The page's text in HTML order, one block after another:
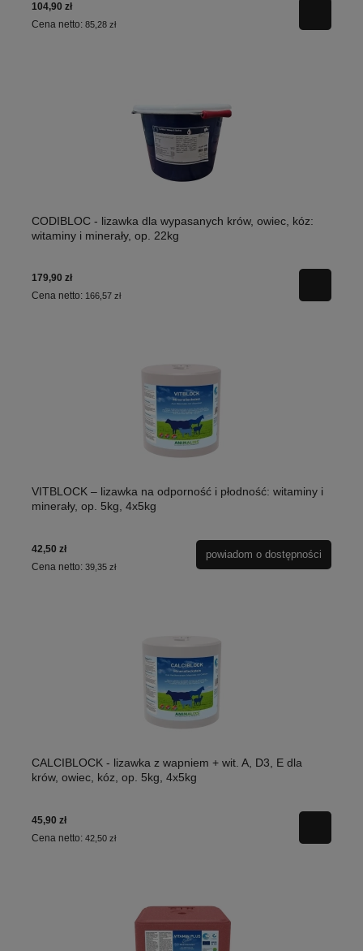
104,90 zł
Cena netto: 85,28 zł
CODIBLOC - lizawka dla wypasanych krów, owiec, kóz:
witaminy i minerały, op. 22kg
179,90 zł
Cena netto: 166,57 zł
VITBLOCK – lizawka na odporność i płodność: witaminy i
minerały, op. 5kg, 4x5kg
42,50 zł
Cena netto: 39,35 zł
powiadom o dostępności
CALCIBLOCK - lizawka z wapniem + wit. A, D3, E dla
krów, owiec, kóz, op. 5kg, 4x5kg
45,90 zł
Cena netto: 42,50 zł